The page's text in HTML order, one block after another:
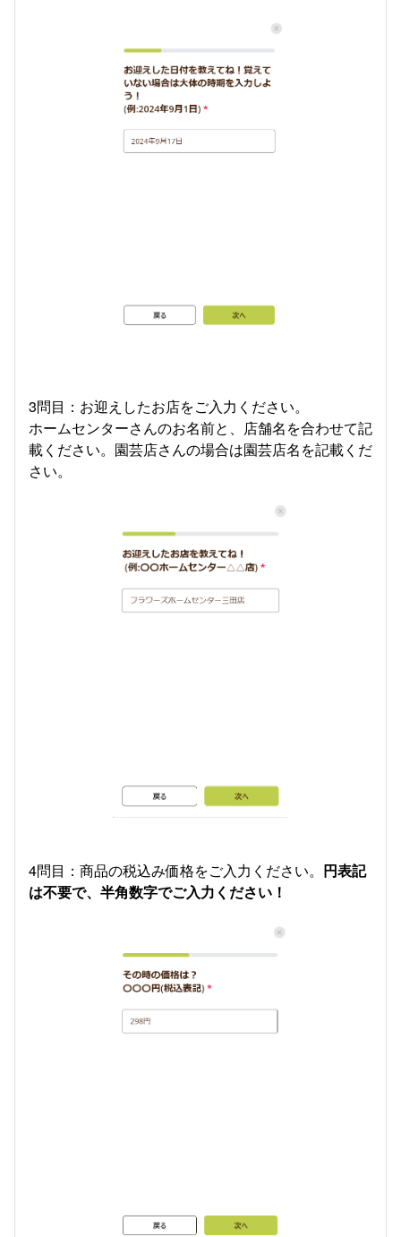
3問目：お迎えしたお店をご入力ください。
ホームセンターさんのお名前と、店舗名を合わせて記
載ください。園芸店さんの場合は園芸店名を記載くだ
さい。
4問目：商品の税込み価格をご入力ください。 円表記
は不要で、半角数字でご入力ください！